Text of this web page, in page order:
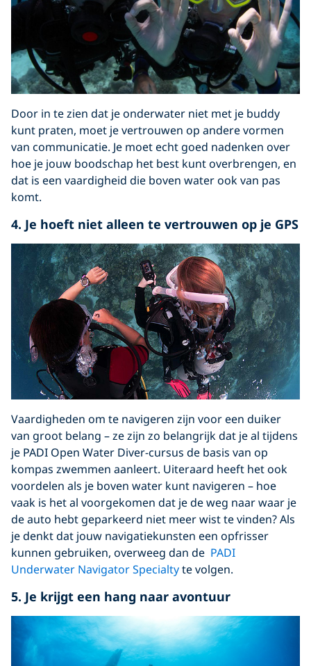
Door in te zien dat je onderwater niet met je buddy
kunt praten, moet je vertrouwen op andere vormen
van communicatie. Je moet echt goed nadenken over
hoe je jouw boodschap het best kunt overbrengen, en
dat is een vaardigheid die boven water ook van pas
komt.
4. Je hoeft niet alleen te vertrouwen op je GPS
Vaardigheden om te navigeren zijn voor een duiker
van groot belang – ze zijn zo belangrijk dat je al tijdens
je PADI Open Water Diver-cursus de basis van op
kompas zwemmen aanleert. Uiteraard heeft het ook
voordelen als je boven water kunt navigeren – hoe
vaak is het al voorgekomen dat je de weg naar waar je
de auto hebt geparkeerd niet meer wist te vinden? Als
je denkt dat jouw navigatiekunsten een opfrisser
kunnen gebruiken, overweeg dan de PADI
Underwater Navigator Specialtyte volgen.
5. Je krijgt een hang naar avontuur